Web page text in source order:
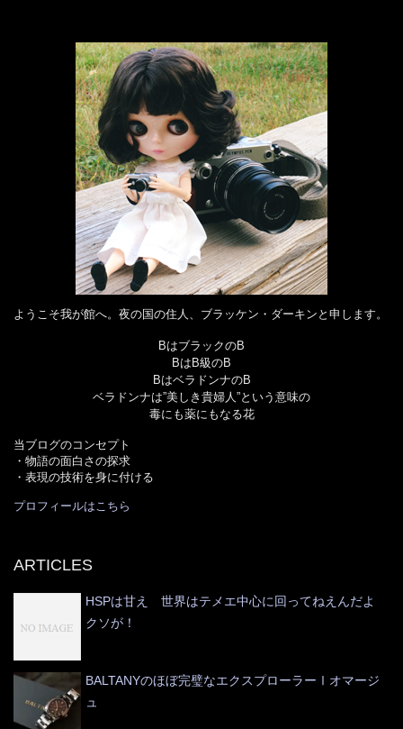
ようこそ我が館へ。夜の国の住人、ブラッケン・ダーキンと申します。
BはブラックのB
BはB級のB
BはベラドンナのB
ベラドンナは”美しき貴婦人”という意味の
毒にも薬にもなる花
当ブログのコンセプト
・物語の面白さの探求
・表現の技術を身に付ける
プロフィールはこちら
ARTICLES
HSPは甘え 世界はテメエ中心に回ってねえんだよ
クソが！
BALTANYのほぼ完璧なエクスプローラーⅠオマージ
ュ